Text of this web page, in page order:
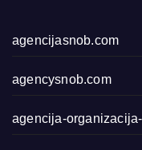
agencijasnob.com
agencysnob.com
agencija-